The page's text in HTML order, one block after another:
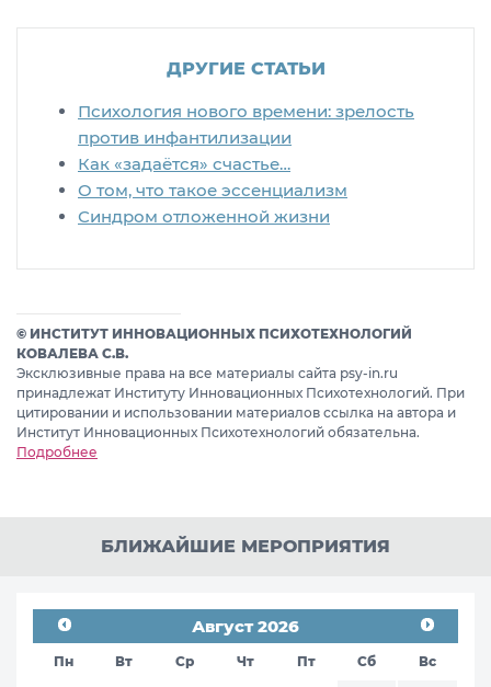
ДРУГИЕ СТАТЬИ
Психология нового времени: зрелость
против инфантилизации
Как «задаётся» счастье…
О том, что такое эссенциализм
Синдром отложенной жизни
© ИНСТИТУТ ИННОВАЦИОННЫХ ПСИХОТЕХНОЛОГИЙ
КОВАЛЕВА С.В.
Эксклюзивные права на все материалы сайта psy-in.ru
принадлежат Институту Инновационных Психотехнологий. При
цитировании и использовании материалов ссылка на автора и
Институт Инновационных Психотехнологий обязательна.
Подробнее
БЛИЖАЙШИЕ МЕРОПРИЯТИЯ
Август 2026
Пн Вт Ср Чт Пт Сб Вс